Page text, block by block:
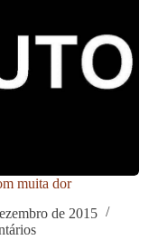
muita dor
de 2015